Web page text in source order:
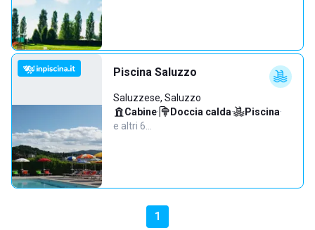
Piscina Saluzzo
Saluzzese, Saluzzo
Cabine· Doccia calda· Piscina·
e altri 6…
1